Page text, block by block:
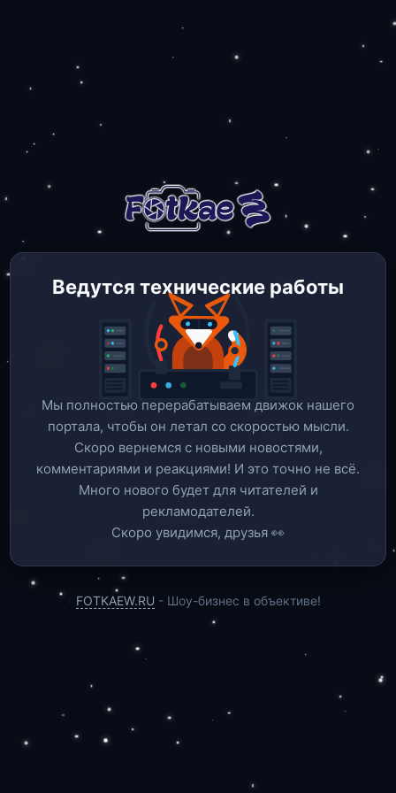
Ведутся технические работы
Мы полностью перерабатываем движок нашего
портала, чтобы он летал со скоростью мысли.
Скоро вернемся c новыми новостями,
комментариями и реакциями! И это точно не всё.
Много нового будет для читателей и
рекламодателей.
Скоро увидимся, друзья 👀
FOTKAEW.RU - Шоу-бизнес в объективе!